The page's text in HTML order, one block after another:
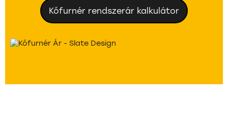
Kőfurnér rendszerár kalkulátor